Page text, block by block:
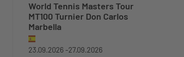
World Tennis Masters Tour
MT100 Turnier Don Carlos
Marbella
23.09.2026 -27.09.2026